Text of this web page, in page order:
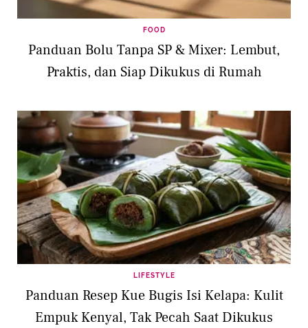
FOOD
Panduan Bolu Tanpa SP & Mixer: Lembut,
Praktis, dan Siap Dikukus di Rumah
LIFESTYLE
Panduan Resep Kue Bugis Isi Kelapa: Kulit
Empuk Kenyal, Tak Pecah Saat Dikukus